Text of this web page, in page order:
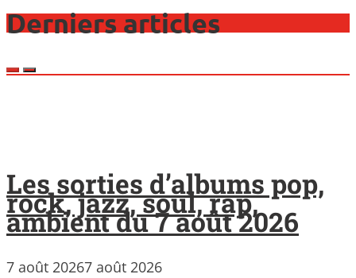
Derniers articles
Les sorties d’albums pop,
rock, jazz, soul, rap,
ambient du 7 août 2026
7 août 20267 août 2026